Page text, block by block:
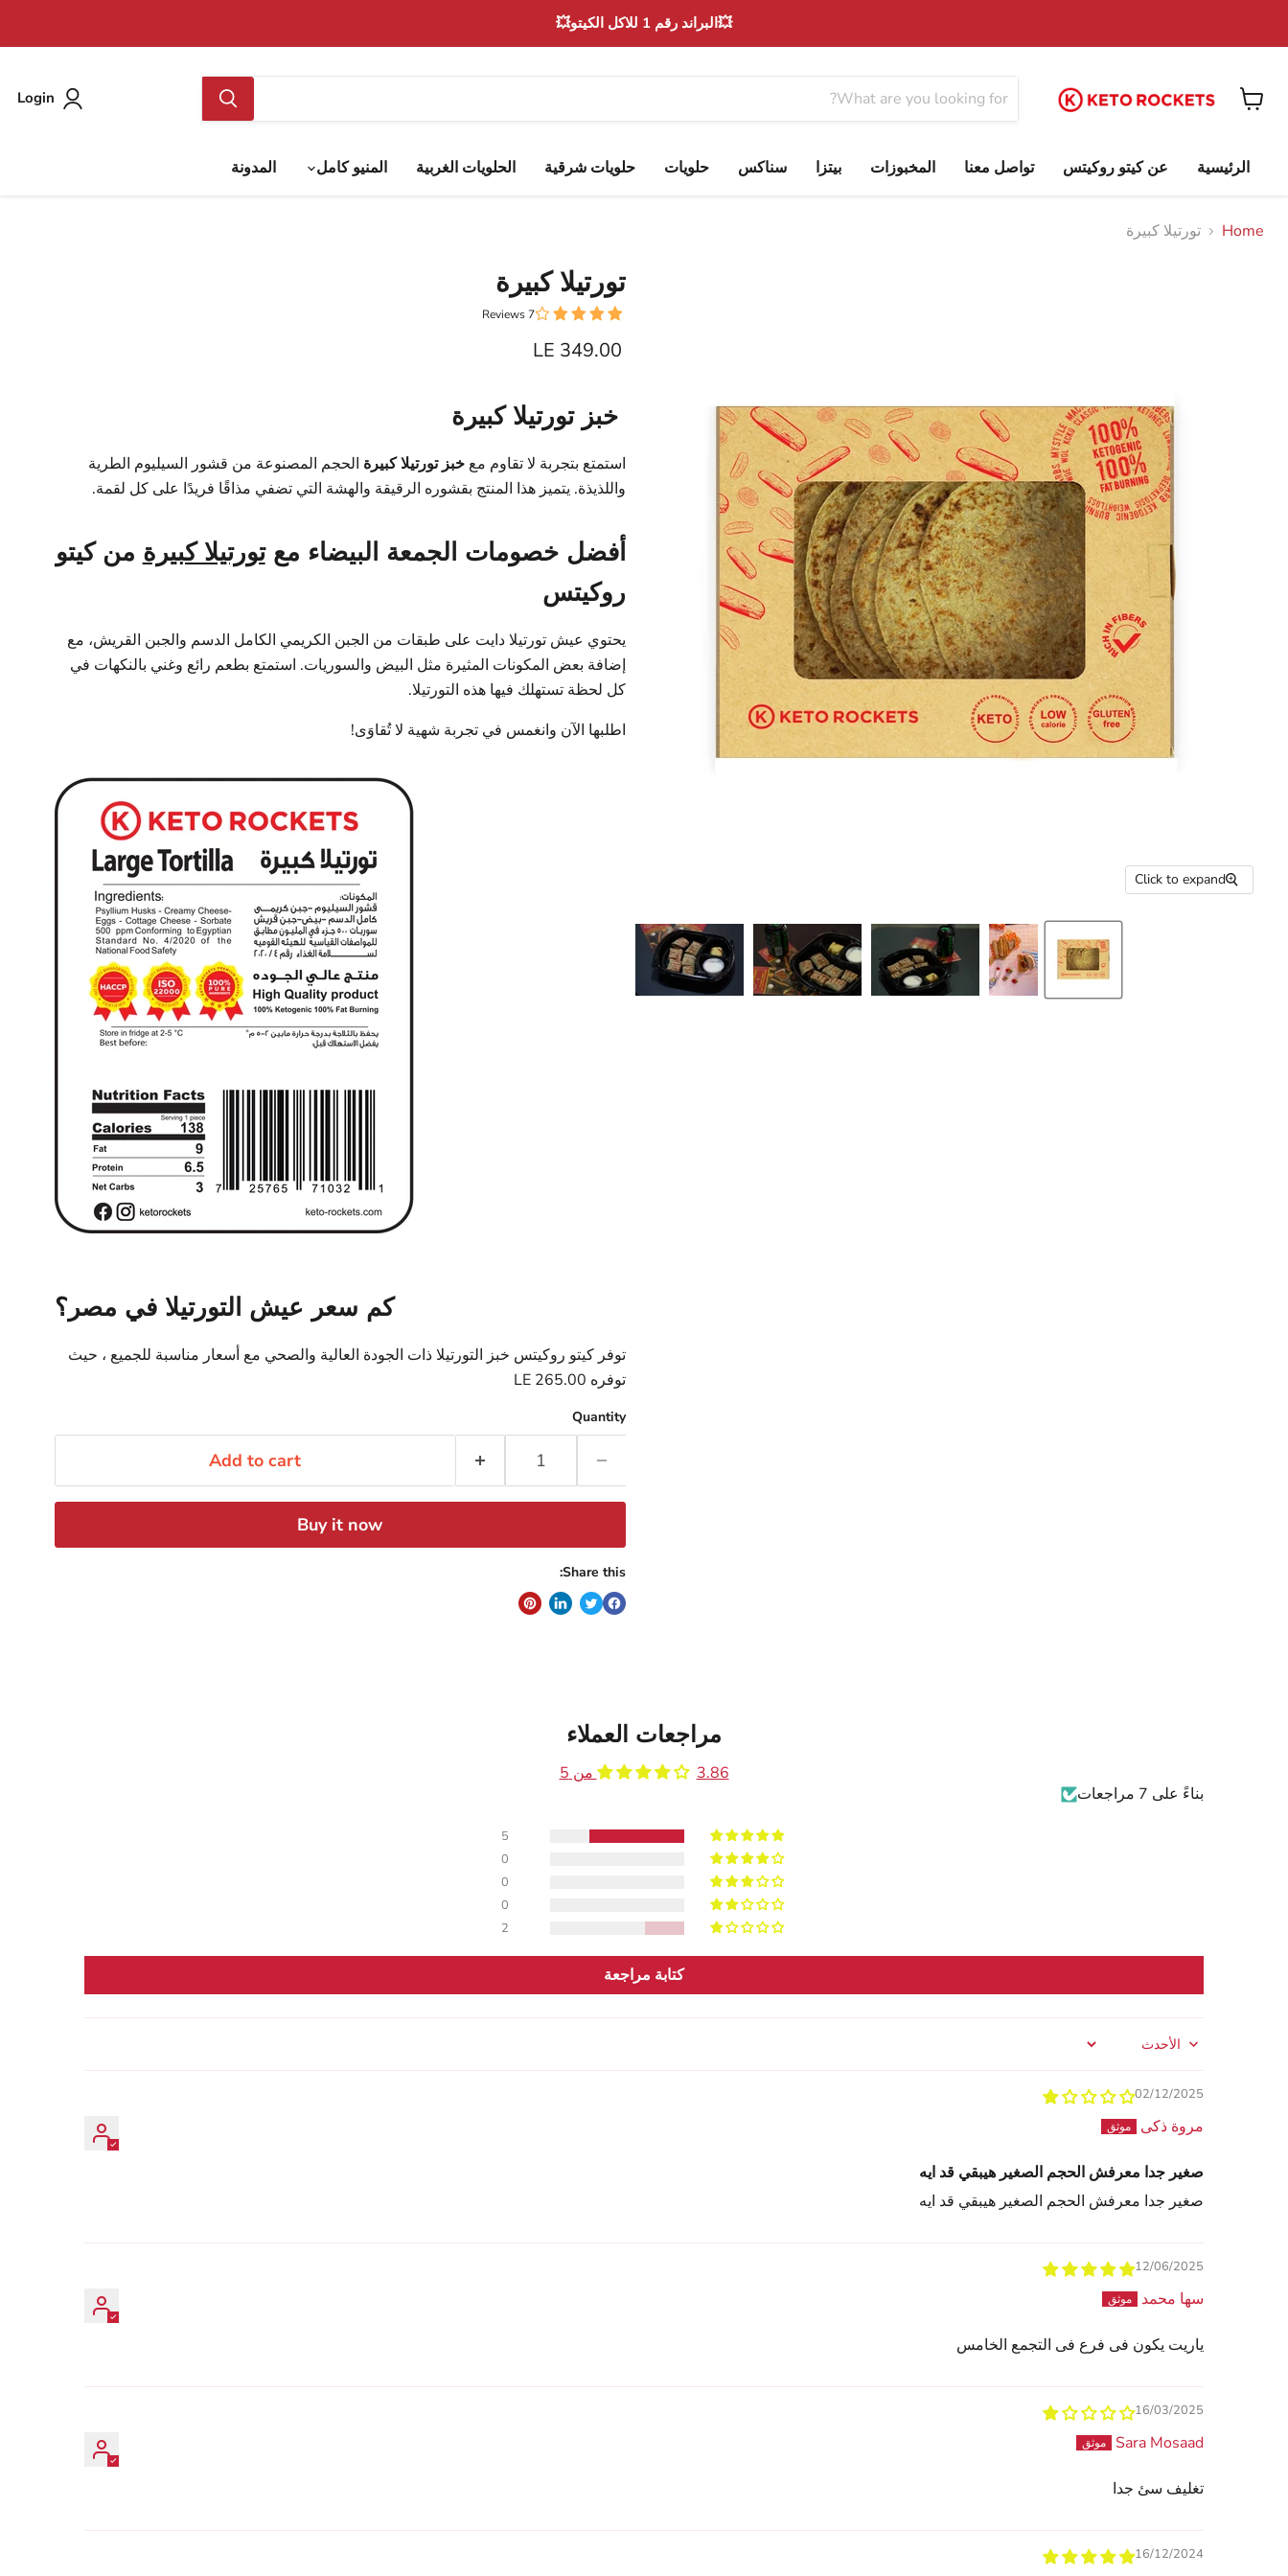
💥البراند رقم 1 للاكل الكيتو💥
Login
View
الرئيسية
عن كيتو روكيتس تواصل معنا المخبوزات بيتزا سناكس حلويات حلويات شرقية الحلويات الغربية المنيو كامل المدونة
Home تورتيلا كبيرة
Click to expand
تورتيلا كبيرة
7 Reviews
Current price
LE 349.00
خبز تورتيلا كبيرة
استمتع بتجربة لا تقاوم معخبز تورتيلا كبيرة الحجم المصنوعة من قشور السيليوم الطرية
واللذيذة. يتميز هذا المنتج بقشوره الرقيقة والهشة التي تضفي مذاقًا فريدًا على كل لقمة.
أفضل خصومات الجمعة البيضاء معتورتيلا كبيرة من كيتو
روكيتس
يحتوي عيش تورتيلا دايت على طبقات من الجبن الكريمي الكامل الدسم والجبن القريش، مع
إضافة بعض المكونات المثيرة مثل البيض والسوريات. استمتع بطعم رائع وغني بالنكهات في
كل لحظة تستهلك فيها هذه التورتيلا.
اطلبها الآن وانغمس في تجربة شهية لا تُقاوَى!
كم سعر عيش التورتيلا في مصر؟
توفر كيتو روكيتس خبز التورتيلا ذات الجودة العالية والصحي مع أسعار مناسبة للجميع ، حيث
توفره LE 265.00
Quantity
Add to cart
Buy it now
Share this:
مراجعات العملاء
3.86 من 5
بناءً على 7 مراجعات
5
0
0
0
2
كتابة مراجعة
Sort by
02/12/2025
مروة ذكى
صغير جدا معرفش الحجم الصغير هيبقي قد ايه
صغير جدا معرفش الحجم الصغير هيبقي قد ايه
12/06/2025
سها محمد
ياريت يكون فى فرع فى التجمع الخامس
16/03/2025
Sara Mosaad
تغليف سئ جدا
16/12/2024